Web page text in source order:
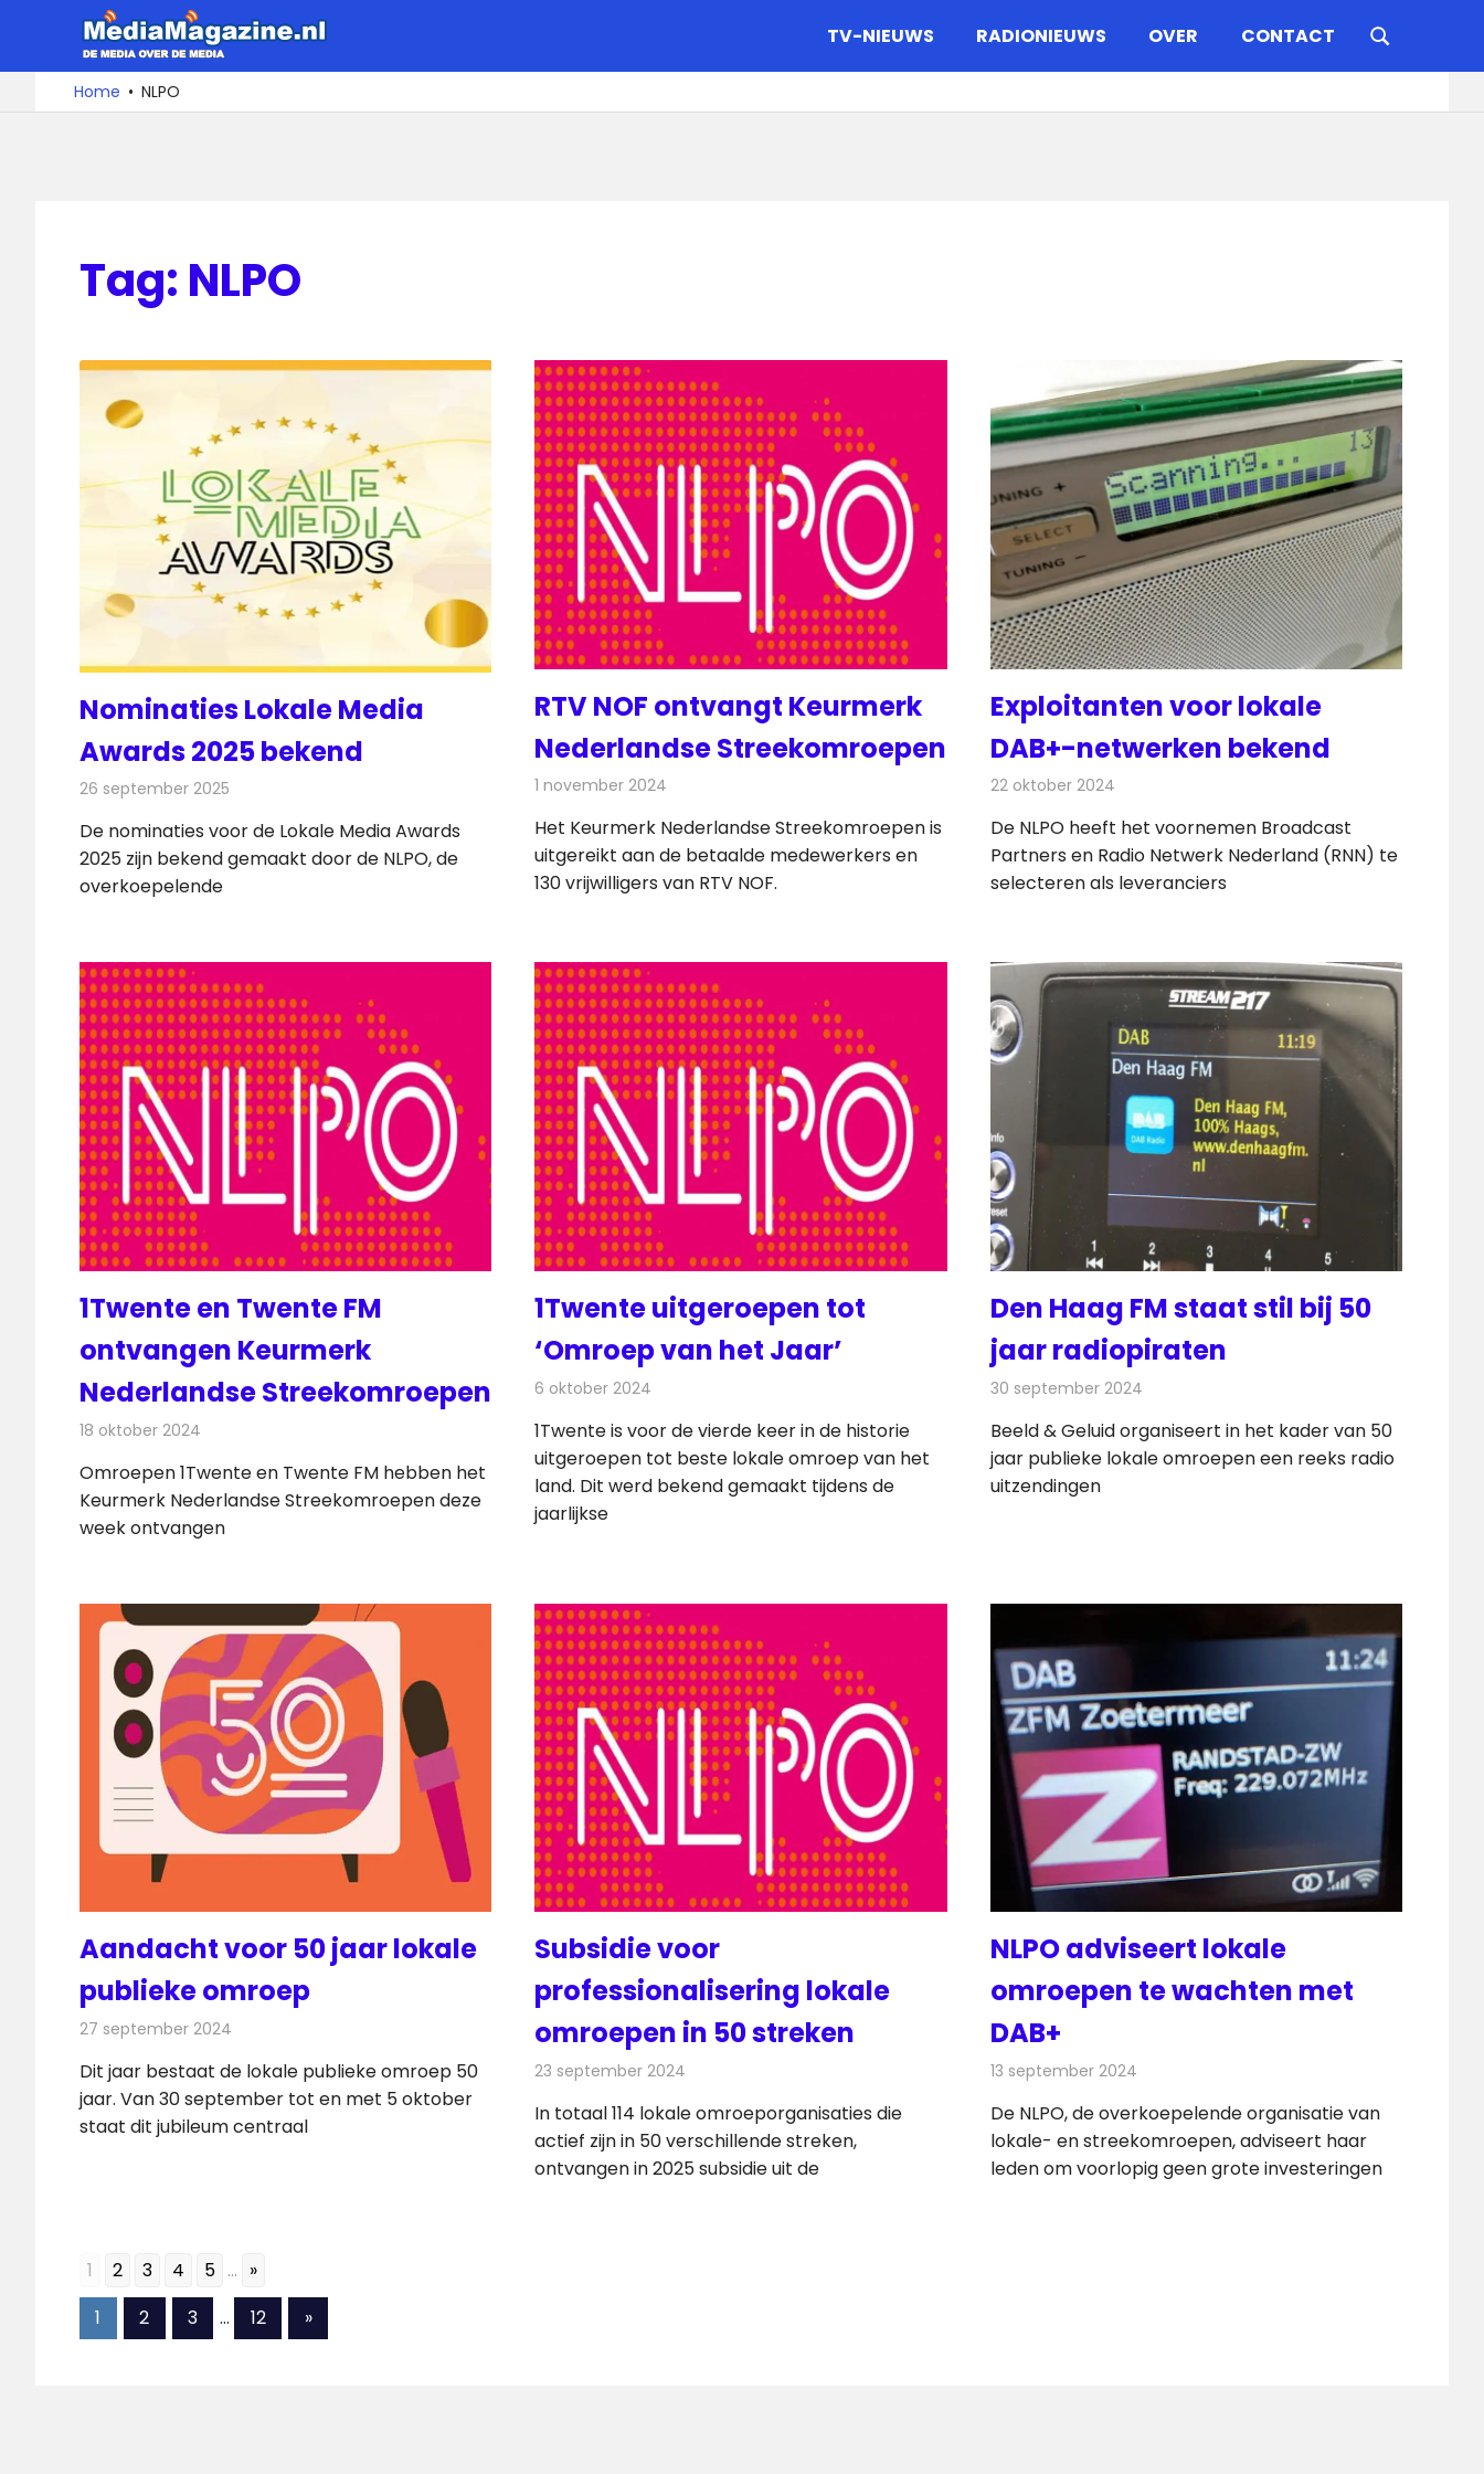
de
De
media
over
TV-NIEUWS RADIONIEUWS OVER CONTACT
Home NLPO
Tag: NLPO
Nominaties Lokale Media
Awards 2025 bekend
26 september 2025
De nominaties voor de Lokale Media Awards
2025 zijn bekend gemaakt door de NLPO, de
overkoepelende
RTV NOF ontvangt Keurmerk
Nederlandse Streekomroepen
1 november 2024
Het Keurmerk Nederlandse Streekomroepen is
uitgereikt aan de betaalde medewerkers en
130 vrijwilligers van RTV NOF.
Exploitanten voor lokale
DAB+-netwerken bekend
22 oktober 2024
De NLPO heeft het voornemen Broadcast
Partners en Radio Netwerk Nederland (RNN) te
selecteren als leveranciers
1Twente en Twente FM
ontvangen Keurmerk
Nederlandse Streekomroepen
18 oktober 2024
Omroepen 1Twente en Twente FM hebben het
Keurmerk Nederlandse Streekomroepen deze
week ontvangen
1Twente uitgeroepen tot
‘Omroep van het Jaar’
6 oktober 2024
1Twente is voor de vierde keer in de historie
uitgeroepen tot beste lokale omroep van het
land. Dit werd bekend gemaakt tijdens de
jaarlijkse
Den Haag FM staat stil bij 50
jaar radiopiraten
30 september 2024
Beeld & Geluid organiseert in het kader van 50
jaar publieke lokale omroepen een reeks radio
uitzendingen
Aandacht voor 50 jaar lokale
publieke omroep
27 september 2024
Dit jaar bestaat de lokale publieke omroep 50
jaar. Van 30 september tot en met 5 oktober
staat dit jubileum centraal
Subsidie voor
professionalisering lokale
omroepen in 50 streken
23 september 2024
In totaal 114 lokale omroeporganisaties die
actief zijn in 50 verschillende streken,
ontvangen in 2025 subsidie uit de
NLPO adviseert lokale
omroepen te wachten met
DAB+
13 september 2024
De NLPO, de overkoepelende organisatie van
lokale- en streekomroepen, adviseert haar
leden om voorlopig geen grote investeringen
1 2 3 4 5 ... »
Berichten
1 2 3 … 12
Volgende
berichten
»